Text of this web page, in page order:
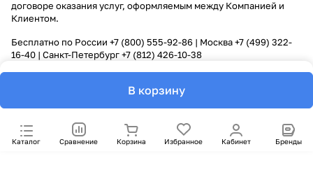
В корзину
Каталог Сравнение Корзина Избранное Кабинет Бренды
договоре оказания услуг, оформляемым между Компанией и
Клиентом.
Бесплатно по России +7 (800) 555-92-86 | Москва+7 (499) 322-
16-40 | Санкт-Петербург+7 (812) 426-10-38